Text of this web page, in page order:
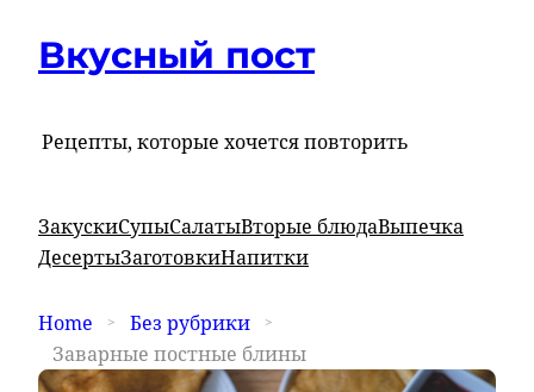
Вкусный пост
Рецепты, которые хочется повторить
ЗакускиСупыСалатыВторые блюдаВыпечка
ДесертыЗаготовкиНапитки
Home
Без рубрики
Заварные постные блины